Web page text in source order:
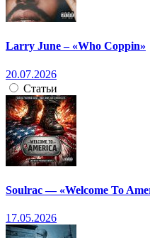
Larry June – «Who Coppin»
20.07.2026
Статьи
Soulrac — «Welcome To
17.05.2026